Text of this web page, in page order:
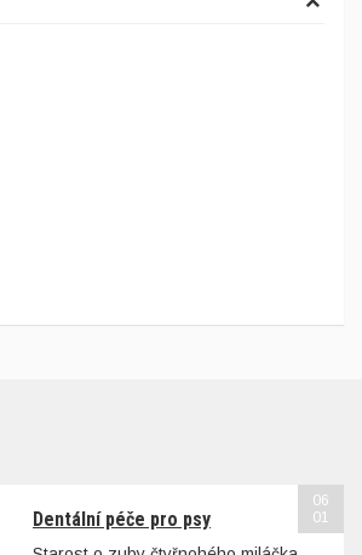
Dentální péče pro psy
06
01